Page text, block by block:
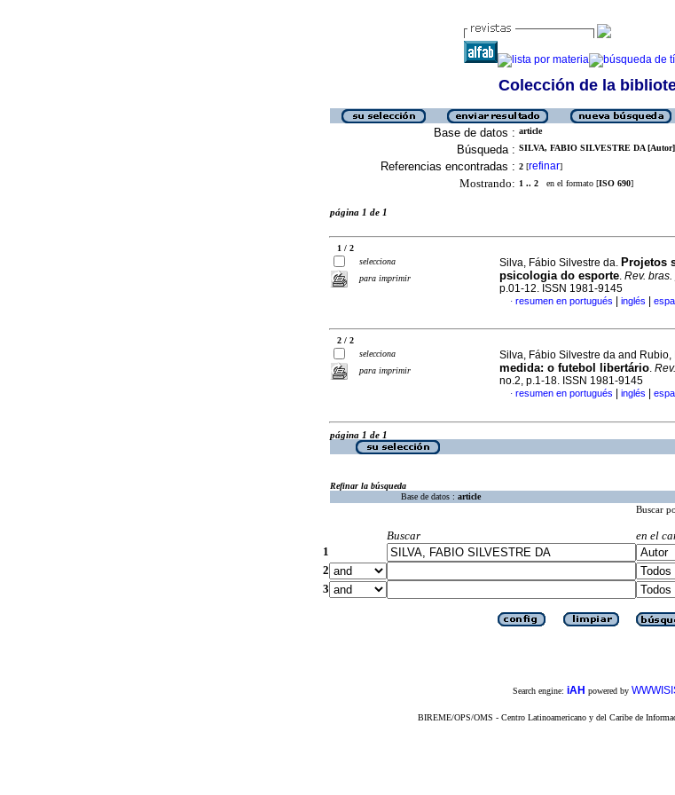
Colección de la
Base de datos : article
Búsqueda : SILVA, FABIO SILVESTRE DA [Autor]
Referencias encontradas : 2 [refinar]
Mostrando: 1 .. 2 en el formato [ISO 690]
página 1 de 1
1 / 2
selecciona
para imprimir
Silva, Fábio Silvestre da. Projetos
psicologia do esporte. Rev.
p.01-12. ISSN 1981-9145
· resumen en portugués inglés
2 / 2
selecciona
para imprimir
Silva, Fábio Silvestre da and Rubio,
medida: o futebol libertário.
no.2, p.1-18. ISSN 1981-9145
· resumen en portugués inglés
página 1 de 1
Refinar la búsqueda
Base de datos : article
Buscar
Buscar
en el
1
2
3
Search engine: iAH powered by
BIREME/OPS/OMS - Centro Latinoamericano y del Caribe de